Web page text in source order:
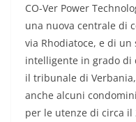
CO-Ver Power
una nuova centrale di
via Rhodiatoce, e di
intelligente in grado di
il tribunale di
anche alcuni
per le utenze di circa